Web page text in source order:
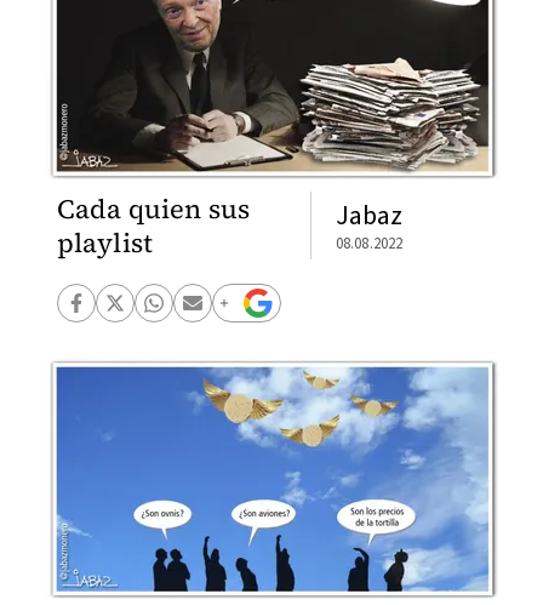
Cada quien sus
playlist
Jabaz
08.08.2022